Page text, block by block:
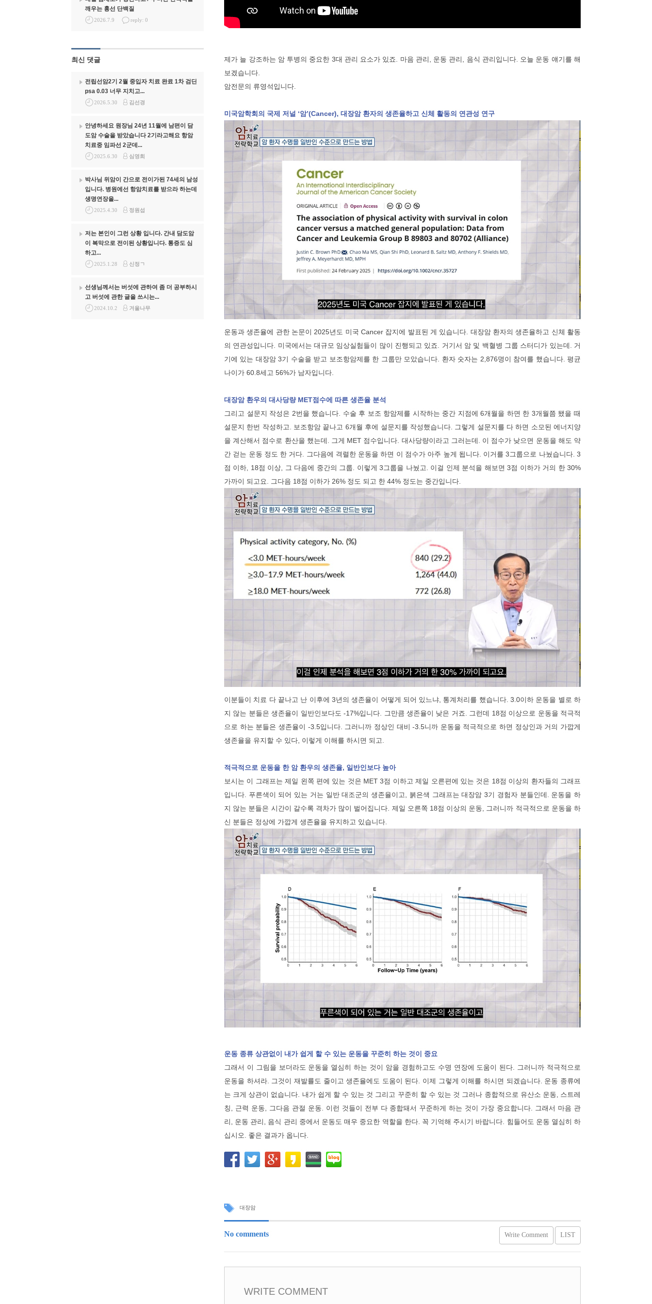
제가 늘 강조하는 암 투병의 중요한 3대 관리 요소가 있죠. 마음 관리, 운동 관리, 음식 관리입니다. 오늘 운동 얘기를 해
보겠습니다.
암전문의 류영석입니다.
미국암학회의 국제 저널 ‘암’(Cancer), 대장암 환자의 생존율하고 신체 활동의 연관성 연구
운동과 생존율에 관한 논문이 2025년도 미국 Cancer 잡지에 발표된 게 있습니다. 대장암 환자의 생존율하고 신체 활동
의 연관성입니다. 미국에서는 대규모 임상실험들이 많이 진행되고 있죠. 거기서 암 및 백혈병 그룹 스터디가 있는데. 거
기에 있는 대장암 3기 수술을 받고 보조항암제를 한 그룹만 모았습니다. 환자 숫자는 2,876명이 참여를 했습니다. 평균
나이가 60.8세고 56%가 남자입니다.
대장암 환우의 대사당량 MET점수에 따른 생존율 분석
그리고 설문지 작성은 2번을 했습니다. 수술 후 보조 항암제를 시작하는 중간 지점에 6개월을 하면 한 3개월쯤 됐을 때
설문지 한번 작성하고. 보조항암 끝나고 6개월 후에 설문지를 작성했습니다. 그렇게 설문지를 다 하면 소모된 에너지양
을 계산해서 점수로 환산을 했는데. 그게 MET 점수입니다. 대사당량이라고 그러는데. 이 점수가 낮으면 운동을 해도 약
간 걷는 운동 정도 한 거다. 그다음에 격렬한 운동을 하면 이 점수가 아주 높게 됩니다. 이거를 3그룹으로 나눴습니다. 3
점 이하, 18점 이상, 그 다음에 중간의 그룹. 이렇게 3그룹을 나눴고. 이걸 인제 분석을 해보면 3점 이하가 거의 한 30%
가까이 되고요. 그다음 18점 이하가 26% 정도 되고 한 44% 정도는 중간입니다.
이분들이 치료 다 끝나고 난 이후에 3년의 생존율이 어떻게 되어 있느냐, 통계처리를 했습니다. 3.0이하 운동을 별로 하
지 않는 분들은 생존율이 일반인보다도 -17%입니다. 그만큼 생존율이 낮은 거죠. 그런데 18점 이상으로 운동을 적극적
으로 하는 분들은 생존율이 -3.5입니다. 그러니까 정상인 대비 -3.5니까 운동을 적극적으로 하면 정상인과 거의 가깝게
생존율을 유지할 수 있다, 이렇게 이해를 하시면 되고.
적극적으로 운동을 한 암 환우의 생존율, 일반인보다 높아
보시는 이 그래프는 제일 왼쪽 편에 있는 것은 MET 3점 이하고 제일 오른편에 있는 것은 18점 이상의 환자들의 그래프
입니다. 푸른색이 되어 있는 거는 일반 대조군의 생존율이고, 붉은색 그래프는 대장암 3기 경험자 분들인데. 운동을 하
지 않는 분들은 시간이 갈수록 격차가 많이 벌어집니다. 제일 오른쪽 18점 이상의 운동, 그러니까 적극적으로 운동을 하
신 분들은 정상에 가깝게 생존율을 유지하고 있습니다.
운동 종류 상관없이 내가 쉽게 할 수 있는 운동을 꾸준히 하는 것이 중요
그래서 이 그림을 보더라도 운동을 열심히 하는 것이 암을 경험하고도 수명 연장에 도움이 된다. 그러니까 적극적으로
운동을 하셔라. 그것이 재발률도 줄이고 생존율에도 도움이 된다. 이제 그렇게 이해를 하시면 되겠습니다. 운동 종류에
는 크게 상관이 없습니다. 내가 쉽게 할 수 있는 것 그리고 꾸준히 할 수 있는 것 그러나 종합적으로 유산소 운동, 스트레
칭, 근력 운동, 그다음 관절 운동. 이런 것들이 전부 다 종합돼서 꾸준하게 하는 것이 가장 중요합니다. 그래서 마음 관
리, 운동 관리, 음식 관리 중에서 운동도 매우 중요한 역할을 한다. 꼭 기억해 주시기 바랍니다. 힘들어도 운동 열심히 하
십시오. 좋은 결과가 옵니다.
대장암
No comments Write Comment LIST
WRITE COMMENT
깨우는 흉선 단백질
2026.7.9 reply: 0
최신 댓글
전립선암2기 2월 중입자 치료 완료 1차 검딘
psa 0.03 너무 지치고...
2026.5.30 김선경
안녕하세요 원장님 24년 11월에 남편이 담
도암 수술을 받았습니다 2기라고해요 항암
치료중 임파선 2군데...
2025.6.30 심영희
박사님 위암이 간으로 전이가된 74세의 남성
입니다. 병원에선 항암치료를 받으라 하는데
생명연장을...
2025.4.30 정원섭
저는 본인이 그런 상황 입니다. 간내 담도암
이 복막으로 전이된 상황입니다. 통증도 심
하고...
2025.1.28 신정ㄱ
선생님께서는 버섯에 관하여 좀 더 공부하시
고 버섯에 관한 글을 쓰시는...
2024.10.2 겨울나무